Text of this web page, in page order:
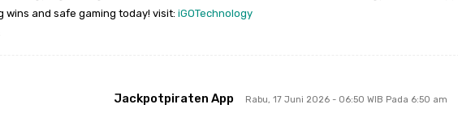
wins and safe gaming today! visit: iGOTechnology
Jackpotpiraten App Rabu, 17 Juni 2026 - 06:50 WIB Pada 6:50 am